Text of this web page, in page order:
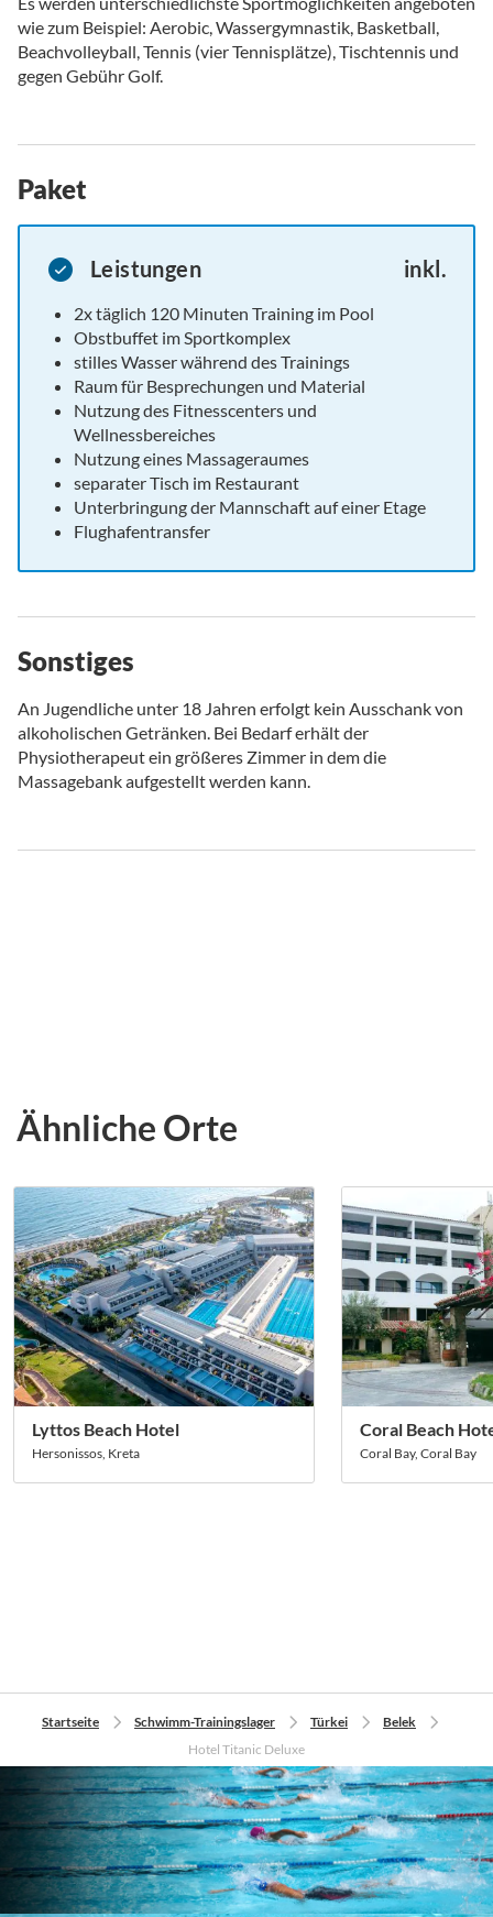
wie zum Beispiel: Aerobic, Wassergymnastik, Basketball,
Beachvolleyball, Tennis (vier Tennisplätze), Tischtennis und
gegen Gebühr Golf.
Paket
Leistungen inkl.
2x täglich 120 Minuten Training im Pool
Obstbuffet im Sportkomplex
stilles Wasser während des Trainings
Raum für Besprechungen und Material
Nutzung des Fitnesscenters und
Wellnessbereiches
Nutzung eines Massageraumes
separater Tisch im Restaurant
Unterbringung der Mannschaft auf einer Etage
Flughafentransfer
Sonstiges
An Jugendliche unter 18 Jahren erfolgt kein Ausschank von
alkoholischen Getränken. Bei Bedarf erhält der
Physiotherapeut ein größeres Zimmer in dem die
Massagebank aufgestellt werden kann.
Ähnliche Orte
Lyttos Beach Hotel
Hersonissos, Kreta
Coral Beach
Coral Bay, Coral Bay
Startseite Schwimm-Trainingslager Türkei
Belek
Hotel Titanic Deluxe